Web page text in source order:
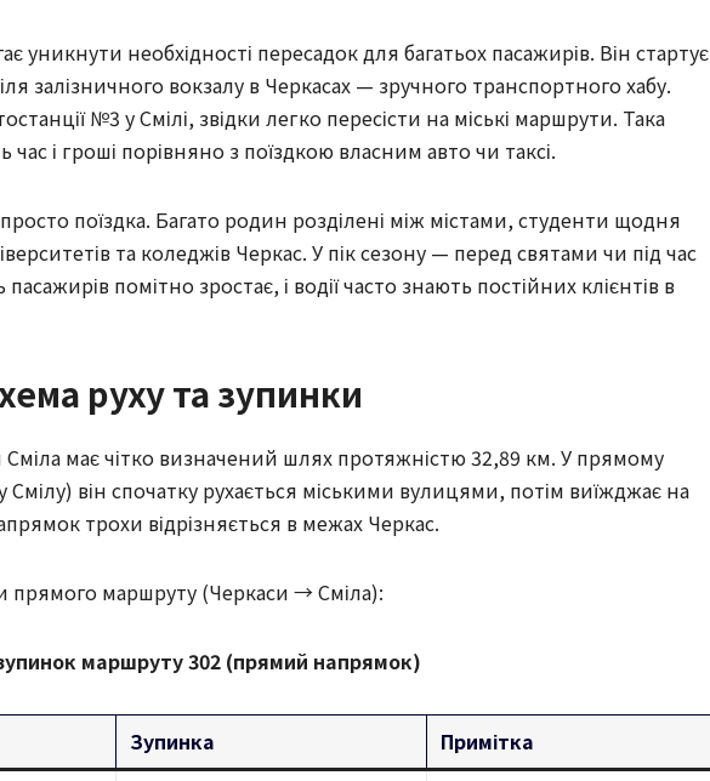
уникнути необхідності пересадок для багатьох пасажирів. Він стартує
залізничного вокзалу в Черкасах — зручного транспортного хабу.
№3 у Смілі, звідки легко пересісти на міські маршрути. Така
час і гроші порівняно з поїздкою власним авто чи таксі.
поїздка. Багато родин розділені між містами, студенти щодня
та коледжів Черкас. У пік сезону — перед святами чи під час
пасажирів помітно зростає, і водії часто знають постійних клієнтів в
руху та зупинки
Сміла має чітко визначений шлях протяжністю 32,89 км. У прямому
Смілу) він спочатку рухається міськими вулицями, потім виїжджає на
трохи відрізняється в межах Черкас.
прямого маршруту (Черкаси → Сміла):
маршруту 302 (прямий напрямок)
Зупинка Примітка